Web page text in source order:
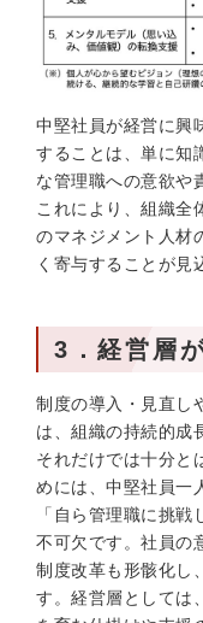
中堅社員が経営に興
することは、単に知
な管理職への意欲や
これにより、組織全
のマネジメント人材
く寄与することが見
3．経営層
制度の導入・見直し
は、組織の持続的成
それだけでは十分と
めには、中堅社員一
「自ら管理職に挑
不可欠です。社員の
制度改革も形骸化し
す。経営層としては